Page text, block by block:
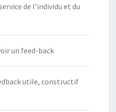
de l’individu et du
un feed-back
utile, constructif